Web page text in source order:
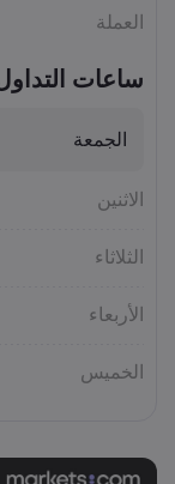
العملة
ساعات
الجمعة
الاثنين
الثلاثاء
الأربعاء
الخميس